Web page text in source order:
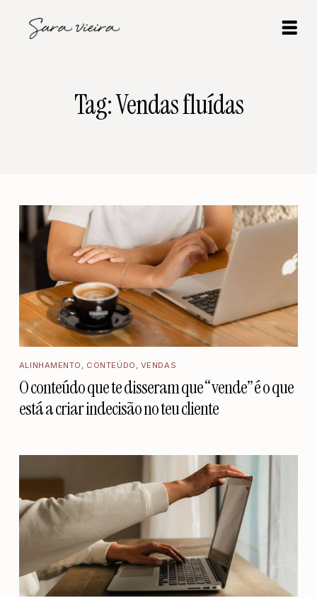
Tag: Vendas fluídas
ALINHAMENTO , CONTEÚDO , VENDAS
O conteúdo que te disseram que “vende” é o que
está a criar indecisão no teu cliente